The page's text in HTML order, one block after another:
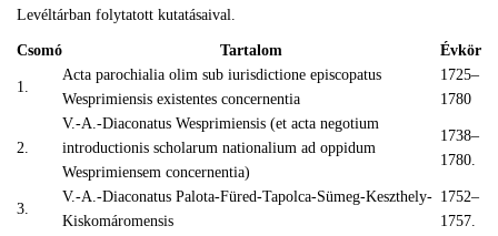
Levéltárban folytatott kutatásaival.
Csomó Tartalom Évkör
1.
Acta parochialia olim sub iurisdictione episcopatus
Wesprimiensis existentes concernentia
1725–
1780
2.
V.-A.-Diaconatus Wesprimiensis (et acta negotium
introductionis scholarum nationalium ad oppidum
Wesprimiensem concernentia)
1738–
1780.
3.
V.-A.-Diaconatus Palota-Füred-Tapolca-Sümeg-Keszthely-
Kiskomáromensis
1752–
1757.